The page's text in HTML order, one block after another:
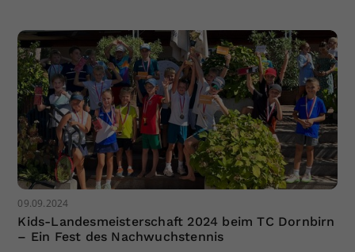
09.09.2024
Kids-Landesmeisterschaft 2024 beim TC Dornbirn
– Ein Fest des Nachwuchstennis
Zweck
Einstellungen. Unter anderem eine
zufällig generierte ID, für die
historische Speicherung Ihrer
vorgenommen Einstellungen, falls der
Webseiten-Betreiber dies eingestellt
hat.